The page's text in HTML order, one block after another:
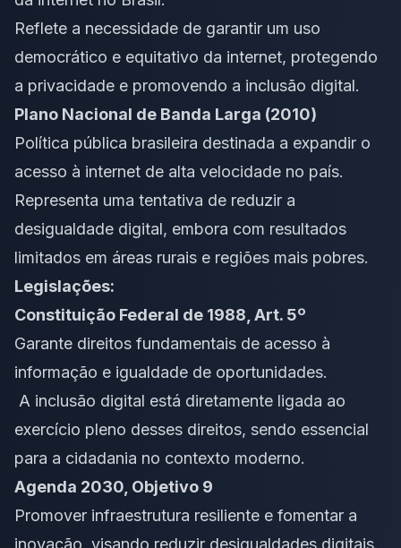
Reflete a necessidade de garantir um uso
democrático e equitativo da internet, protegendo
a privacidade e promovendo a inclusão digital.
Plano Nacional de Banda Larga (2010)
Política pública brasileira destinada a expandir o
acesso à internet de alta velocidade no país.
Representa uma tentativa de reduzir a
desigualdade digital, embora com resultados
limitados em áreas rurais e regiões mais pobres.
Legislações:
Constituição Federal de 1988, Art. 5º
Garante direitos fundamentais de acesso à
informação e igualdade de oportunidades.
A inclusão digital está diretamente ligada ao
exercício pleno desses direitos, sendo essencial
para a cidadania no contexto moderno.
Agenda 2030, Objetivo 9
Promover infraestrutura resiliente e fomentar a
inovação, visando reduzir desigualdades digitais.